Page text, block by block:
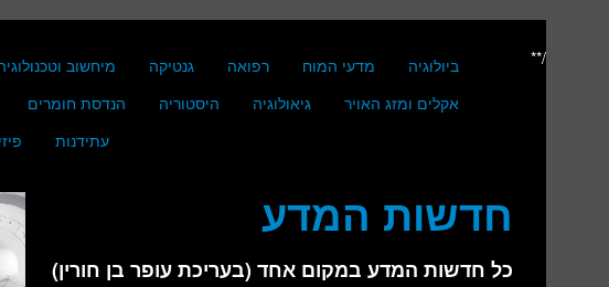
ביולוגיה מדעי המוח רפואה גנטיקה מיחשוב
אקלים ומזג האויר
גיאולוגיה היסטוריה הנדסת חומרים
עתידנות
חדשות המדע
כל חדשות המדע במקום אחד (בעריכת עופר בן חורין)
/**